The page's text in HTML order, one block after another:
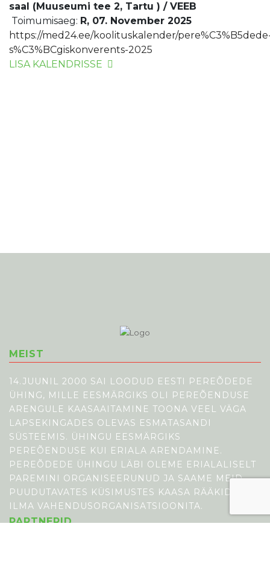
saal (Muuseumi tee 2, Tartu ) / VEEB
Toimumisaeg: R, 07. November 2025
https://med24.ee/koolituskalender/
s%C3%BCgiskonverents-2025
LISA KALENDRISSE
MEIST
14.JUUNIL 2000 SAI LOODUD EESTI PEREÕDEDE
ÜHING, MILLE EESMÄRGIKS OLI PEREÕENDUSE
ARENGULE KAASAAITAMINE TOONA VEEL VÄGA
LAPSEKINGADES OLEVAS ESMATASANDI
SÜSTEEMIS. ÜHINGU EESMÄRGIKS
PEREÕENDUSE KUI ERIALA ARENDAMINE.
PEREÕDEDE ÜHINGU LÄBI OLEME ERIALALISELT
PAREMINI ORGANISEERUNUD JA SAAME MEID
PUUDUTAVATES KÜSIMUSTES KAASA RÄÄKIDA
ILMA VAHENDUSORGANISATSIOONITA.
PARTNERID